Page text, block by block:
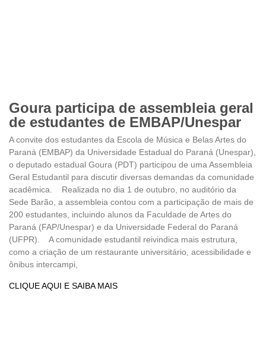
Goura participa de assembleia geral
de estudantes de EMBAP/Unespar
A convite dos estudantes da Escola de Música e Belas Artes do
Paraná (EMBAP) da Universidade Estadual do Paraná (Unespar),
o deputado estadual Goura (PDT) participou de uma Assembleia
Geral Estudantil para discutir diversas demandas da comunidade
acadêmica. Realizada no dia 1 de outubro, no auditório da
Sede Barão, a assembleia contou com a participação de mais de
200 estudantes, incluindo alunos da Faculdade de Artes do
Paraná (FAP/Unespar) e da Universidade Federal do Paraná
(UFPR). A comunidade estudantil reivindica mais estrutura,
como a criação de um restaurante universitário, acessibilidade e
ônibus intercampi,
CLIQUE AQUI E SAIBA MAIS